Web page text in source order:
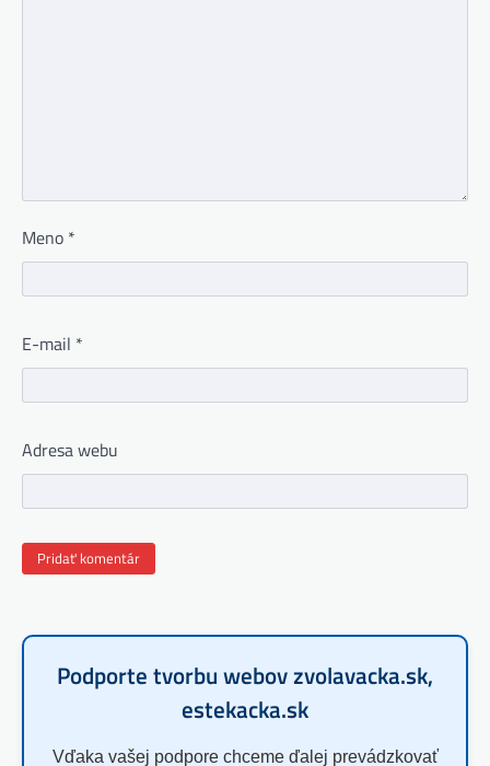
Meno *
E-mail *
Adresa webu
Podporte tvorbu webov zvolavacka.sk,
estekacka.sk
Vďaka vašej podpore chceme ďalej prevádzkovať